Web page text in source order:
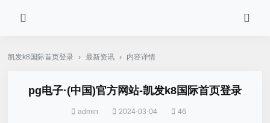
凯发k8国际首页登录 › 最新资讯 › 内容详情
pg电子·(中国)官方网站-凯发k8国际首页登录
admin 2024-03-04 46